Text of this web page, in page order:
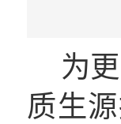
为
质生